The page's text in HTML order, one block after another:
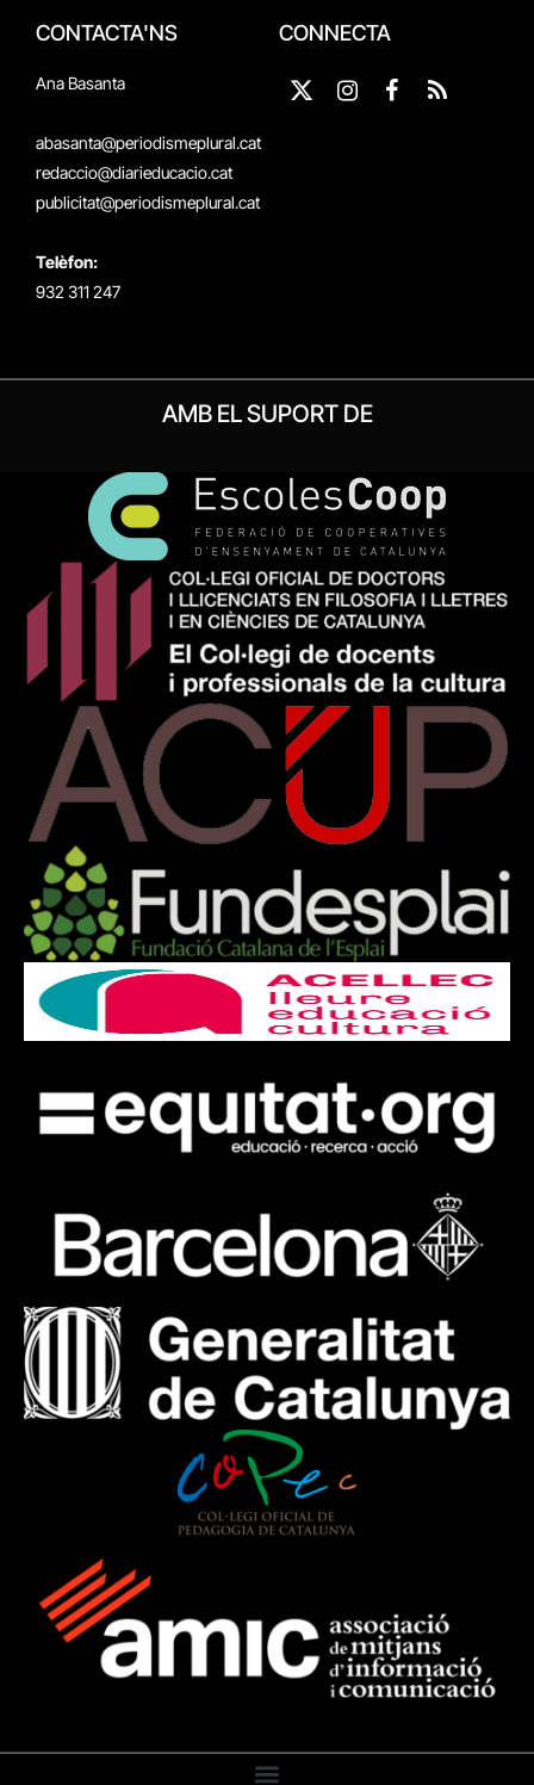
CONTACTA'NS
Ana Basanta
abasanta@periodismeplural.cat
redaccio@diarieducacio.cat
publicitat@periodismeplural.cat
Telèfon:
932 311 247
CONNECTA
X
Instagram
Facebook
RSS
AMB EL SUPORT DE